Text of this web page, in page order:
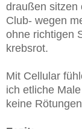
draußen sitzen
Club- wegen
ohne richtigen
krebsrot.
Mit Cellular
ich etliche
keine